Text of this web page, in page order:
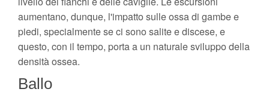
aumentano, dunque, l'impatto sulle ossa di gambe e
piedi, specialmente se ci sono salite e discese, e
questo, con il tempo, porta a un naturale sviluppo della
densità ossea.
Ballo